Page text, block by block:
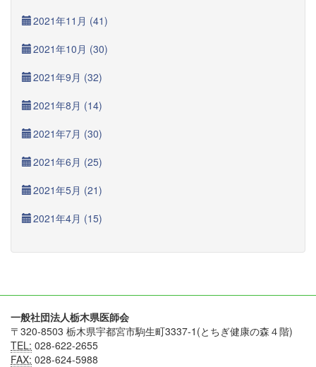
2021年11月 (41)
2021年10月 (30)
2021年9月 (32)
2021年8月 (14)
2021年7月 (30)
2021年6月 (25)
2021年5月 (21)
2021年4月 (15)
一般社団法人栃木県医師会
〒320-8503 栃木県宇都宮市駒生町3337-1(とちぎ健康の森４階)
TEL: 028-622-2655
FAX: 028-624-5988